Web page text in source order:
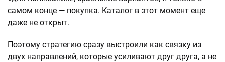
самом конце — покупка. Каталог в этот момент еще
даже не открыт.
Поэтому стратегию сразу выстроили как связку из
двух направлений, которые усиливают друг друга, а не